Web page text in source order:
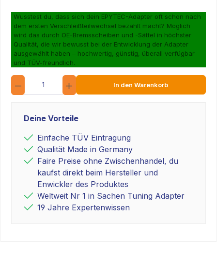
Wusstest du, dass sich dein EPYTEC-Adapter oft schon nach
dem ersten Verschleißteilwechsel bezahlt macht? Möglich
wird das durch OE-Bremsscheiben und -Sättel in höchster
Qualität, die wir bewusst bei der Entwicklung der Adapter
ausgewählt haben – hochwertig, günstig, überall verfügbar
und TÜV-freundlich.
Anzahl
In den Warenkorb
Deine Vorteile
Einfache TÜV Eintragung
Qualität Made in Germany
Faire Preise ohne Zwischenhandel, du
kaufst direkt beim Hersteller und
Enwickler des Produktes
Weltweit Nr 1 in Sachen Tuning Adapter
19 Jahre Expertenwissen